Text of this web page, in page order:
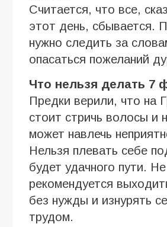
Считается, что все,
этот день, сбывается.
нужно следить за
опасаться пожеланий
Что нельзя делать 7
Предки верили, что на
стоит стричь волосы и
может навлечь
Нельзя плевать себе
будет удачного пути. Не
рекомендуется
без нужды и изнурять
трудом.